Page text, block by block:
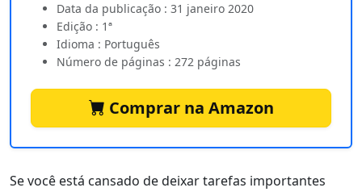
Data da publicação : 31 janeiro 2020
Edição : 1ª
Idioma : Português
Número de páginas : 272 páginas
Comprar na Amazon
Se você está cansado de deixar tarefas importantes